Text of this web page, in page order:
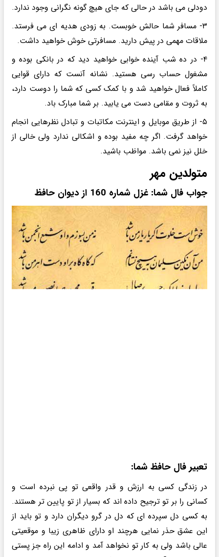
دودلی می باشد در حالی که جای هیچ گونه نگرانی وجود ندارد.
۳- مسافر شما حالش خوبست. به زودی هدیه ای می فرستد.
ملاقات مهمی در پیش دارید. مسافرتی خوش خواهید داشت.
۴- در ده شب آینده خوابی خواهید دید که در بانکی بوده و
مشغول حساب رسی هستید. نشانه آنست که دارای قوایی
کاملاً فعال خواهید شد و با کمک کسی که شما را دوست دارد،
به ثروت و مقامی دست می یابید. بر شما مبارک باد.
۵- از طریق موبایل و اینترنت مکاتبات و تبادل نظرهایی انجام
خواهد گرفت. اگر چه مفید بوده و اشکالی ندارد ولی خالی از
خلل نیز نمی باشد. مواظب باشید.
متولدین مهر
جواب فال شما: غزل شماره 160 از دیوان حافظ
تعبیر فال حافظ شما:
در زندگی کسی به ارزش و قدر واقعی تو پی نبرده است و
کسانی را بر تو ترجیح داده اند که بسیار از تو پایین تر هستند.
به کسی دل سپرده ای که دل در گرو دیگران دارد و تو باید از
این عشق حذر نمایی هرچند او دارای ظاهری زیبا و موقعیتی
عالی باشد ولی به کار تو نخواهد آمد و ادامه این راه جز پستی